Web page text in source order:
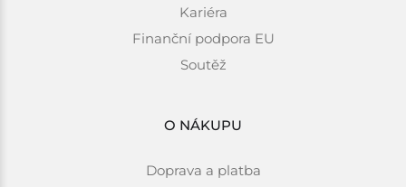
Kariéra
Finanční podpora EU
Soutěž
O NÁKUPU
Doprava a platba